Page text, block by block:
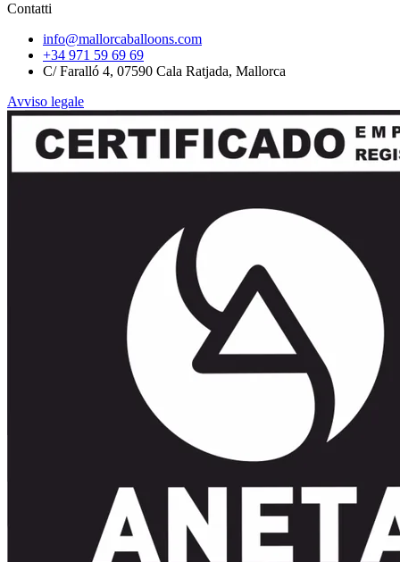
Contatti
info@mallorcaballoons.com
+34 971 59 69 69
C/ Faralló 4, 07590 Cala Ratjada, Mallorca
Avviso legale